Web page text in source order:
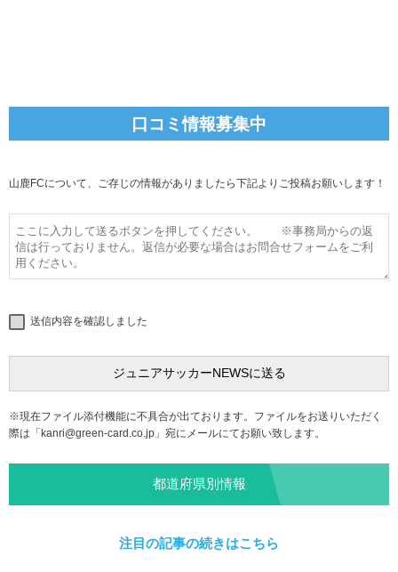
口コミ情報募集中
山鹿FCについて、ご存じの情報がありましたら下記よりご投稿お願いします！
送信内容を確認しました
※現在ファイル添付機能に不具合が出ております。ファイルをお送りいただく
際は「 kanri@green-card.co.jp 」宛にメールにてお願い致します。
都道府県別情報
注目の記事の続きはこちら